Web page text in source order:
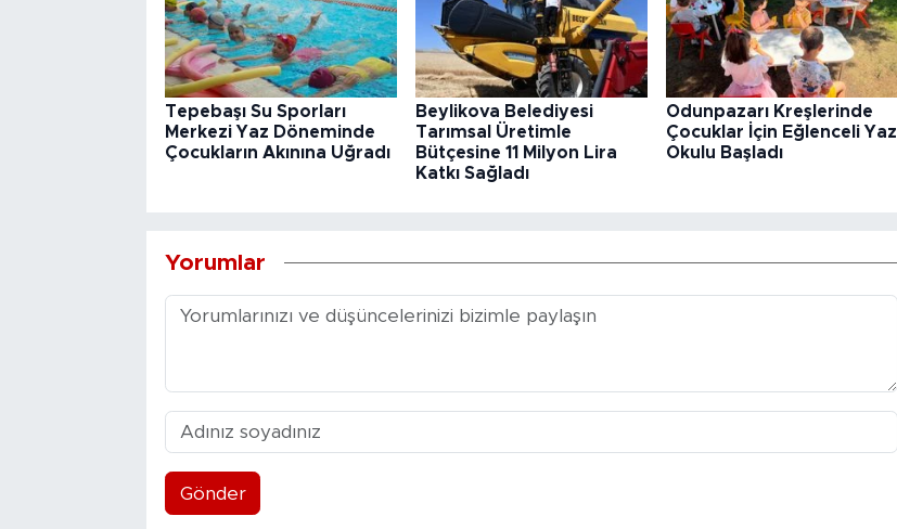
Tepebaşı Su Sporları
Merkezi Yaz Döneminde
Çocukların Akınına Uğradı
Beylikova Belediyesi
Tarımsal Üretimle
Bütçesine 11 Milyon Lira
Katkı Sağladı
Odunpazarı Kreşlerinde
Çocuklar İçin Eğlenceli Yaz
Okulu Başladı
Yorumlar
Gönder